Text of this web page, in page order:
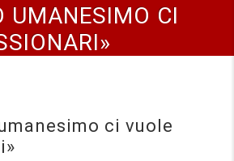
UMANESIMO CI
ci vuole